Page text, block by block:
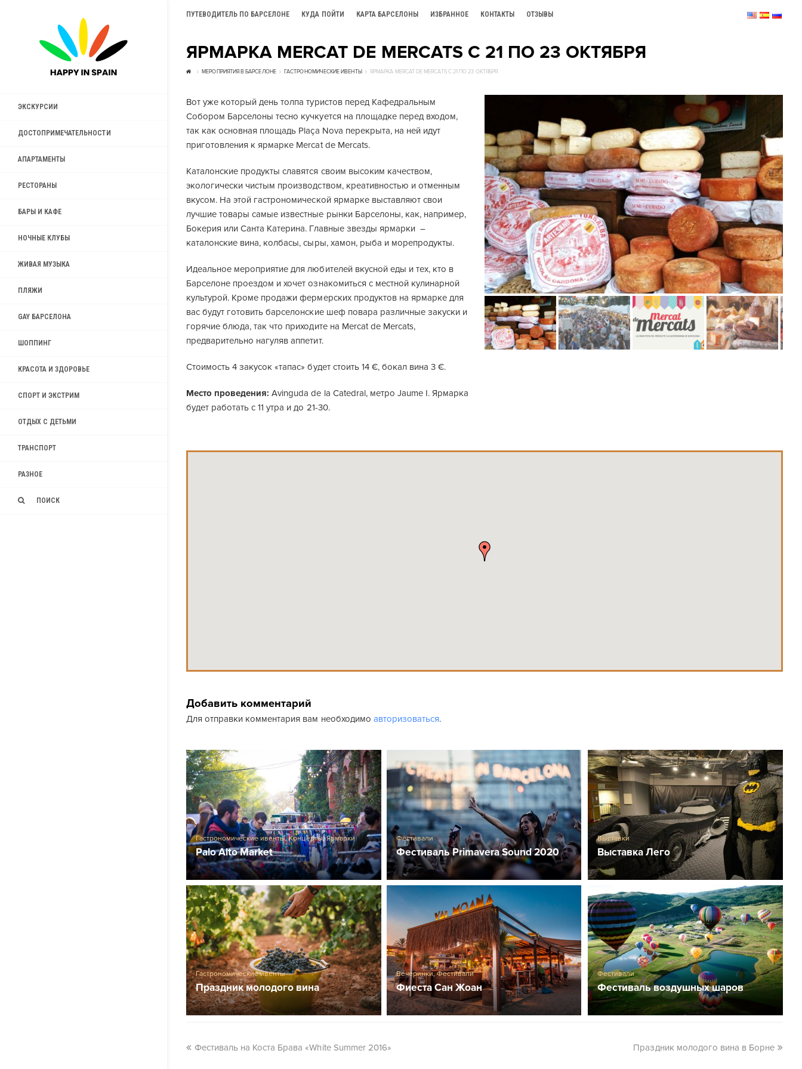
ПУТЕВОДИТЕЛЬ ПО БАРСЕЛОНЕ КУДА ПОЙТИ КАРТА БАРСЕЛОНЫ ИЗБРАННОЕ КОНТАКТЫ ОТЗЫВЫ
ЭКСКУРСИИ
ДОСТОПРИМЕЧАТЕЛЬНОСТИ
АПАРТАМЕНТЫ
РЕСТОРАНЫ
БАРЫ И КАФЕ
НОЧНЫЕ КЛУБЫ
ЖИВАЯ МУЗЫКА
ПЛЯЖИ
GAY БАРСЕЛОНА
ШОППИНГ
КРАСОТА И ЗДОРОВЬЕ
СПОРТ И ЭКСТРИМ
ОТДЫХ С ДЕТЬМИ
ТРАНСПОРТ
РАЗНОЕ
ПОИСК
ЯРМАРКА MERCAT DE MERCATS С 21 ПО 23 ОКТЯБРЯ
МЕРОПРИЯТИЯ В БАРСЕЛОНЕ ГАСТРОНОМИЧЕСКИЕ ИВЕНТЫ ЯРМАРКА MERCAT DE MERCATS С 21 ПО 23 ОКТЯБРЯ
Вот уже который день толпа туристов перед Кафедральным
Собором Барселоны тесно кучкуется на площадке перед входом,
так как основная площадь Plaça Nova перекрыта, на ней идут
приготовления к ярмарке Mercat de Mercats.
Каталонские продукты славятся своим высоким качеством,
экологически чистым производством, креативностью и отменным
вкусом. На этой гастрономической ярмарке выставляют свои
лучшие товары самые известные рынки Барселоны, как, например,
Бокерия или Санта Катерина. Главные звезды ярмарки –
каталонские вина, колбасы, сыры, хамон, рыба и морепродукты.
Идеальное мероприятие для любителей вкусной еды и тех, кто в
Барселоне проездом и хочет ознакомиться с местной кулинарной
культурой. Кроме продажи фермерских продуктов на ярмарке для
вас будут готовить барселонские шеф повара различные закуски и
горячие блюда, так что приходите на Mercat de Mercats,
предварительно нагуляв аппетит.
Стоимость 4 закусок «тапас» будет стоить 14 €, бокал вина 3 €.
Место проведения: Avinguda de la Catedral, метро Jaume I. Ярмарка
будет работать с 11 утра и до 21-30.
Добавить комментарий
Для отправки комментария вам необходимо авторизоваться.
Гастрономические ивенты,Концерты,Ярмарки
Palo Alto Market
Фестивали
Фестиваль Primavera Sound 2020
Выставки
Выставка Лего
Гастрономические ивенты
Праздник молодого вина
Вечеринки,Фестивали
Фиеста Сан Жоан
Фестивали
Фестиваль воздушных шаров
Фестиваль на Коста Брава «White Summer 2016» Праздник молодого вина в Борне